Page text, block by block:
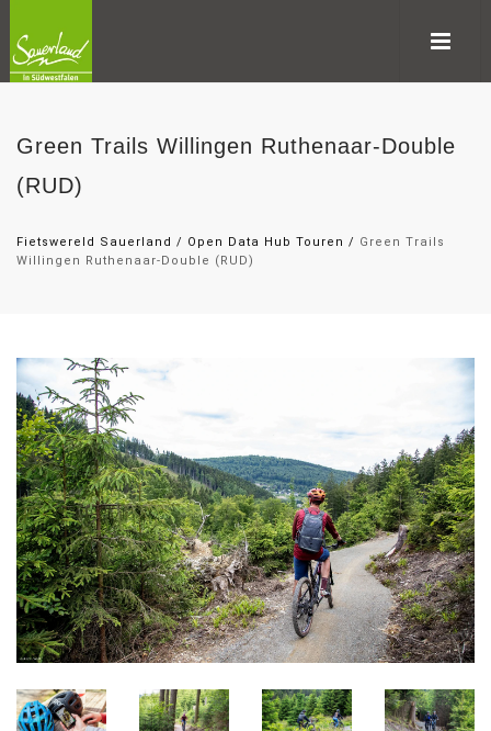
Green Trails Willingen Ruthenaar-Double
(RUD)
Fietswereld Sauerland / Open Data Hub Touren / Green Trails
Willingen Ruthenaar-Double (RUD)